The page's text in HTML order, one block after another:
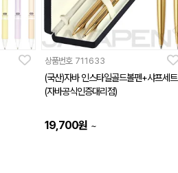
상품번호 711633
(국산)자바 인스타일골드볼펜+샤프세트
(자바공식인증대리점)
19,700원 ~